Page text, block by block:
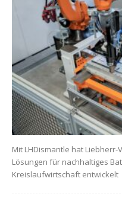
Mit LHDismantle hat
Lösungen für nachhaltiges
Kreislaufwirtschaft entwickelt